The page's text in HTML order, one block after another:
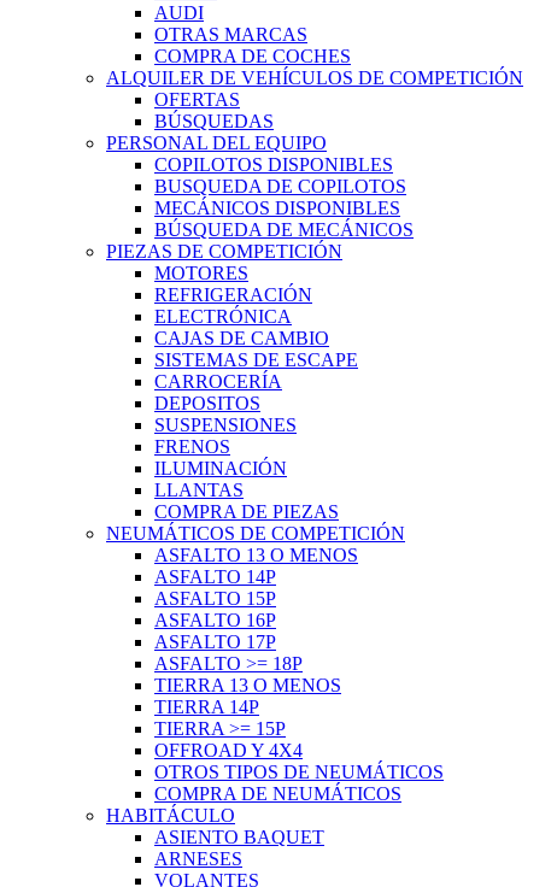
AUDI
OTRAS MARCAS
COMPRA DE COCHES
ALQUILER DE VEHÍCULOS DE COMPETICIÓN
OFERTAS
BÚSQUEDAS
PERSONAL DEL EQUIPO
COPILOTOS DISPONIBLES
BUSQUEDA DE COPILOTOS
MECÁNICOS DISPONIBLES
BÚSQUEDA DE MECÁNICOS
PIEZAS DE COMPETICIÓN
MOTORES
REFRIGERACIÓN
ELECTRÓNICA
CAJAS DE CAMBIO
SISTEMAS DE ESCAPE
CARROCERÍA
DEPOSITOS
SUSPENSIONES
FRENOS
ILUMINACIÓN
LLANTAS
COMPRA DE PIEZAS
NEUMÁTICOS DE COMPETICIÓN
ASFALTO 13 O MENOS
ASFALTO 14P
ASFALTO 15P
ASFALTO 16P
ASFALTO 17P
ASFALTO >= 18P
TIERRA 13 O MENOS
TIERRA 14P
TIERRA >= 15P
OFFROAD Y 4X4
OTROS TIPOS DE NEUMÁTICOS
COMPRA DE NEUMÁTICOS
HABITÁCULO
ASIENTO BAQUET
ARNESES
VOLANTES